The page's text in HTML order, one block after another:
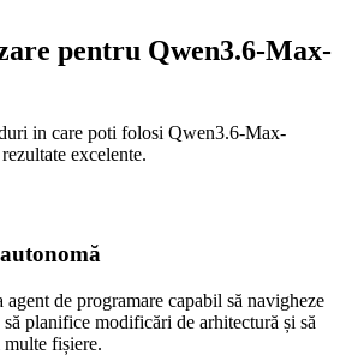
pentru Qwen3.6-Max-
in care poti folosi Qwen3.6-Max-
excelente.
de programare capabil să navigheze
planifice modificări de arhitectură și să
fișiere.